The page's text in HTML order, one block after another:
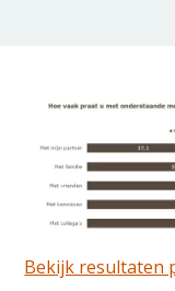
Bekijk resultaten